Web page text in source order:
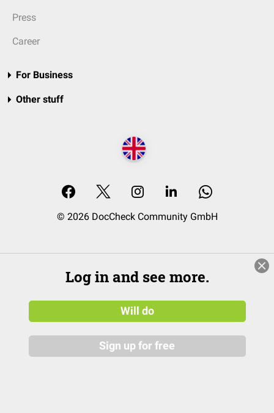
Press
Career
For Business
Other stuff
© 2026 DocCheck Community GmbH
Log in and see more.
Will do
Sign up for free